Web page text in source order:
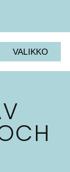
VALIKKO